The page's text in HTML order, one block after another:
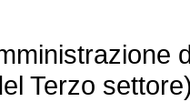
Terzo